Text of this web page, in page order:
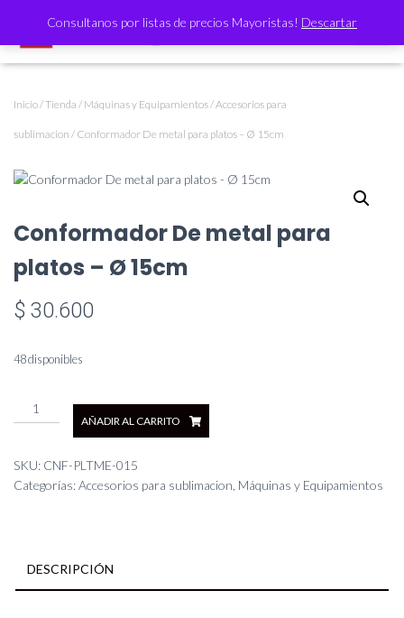
Consultanos por listas de precios Mayoristas! Descartar
Inicio/Tienda / Máquinas y Equipamientos/Accesorios para
sublimacion / Conformador De metal para platos – Ø 15cm
Conformador De metal para
platos – Ø 15cm
$ 30.600
48 disponibles
Conformador
De
para
platos
cantidad
AÑADIR AL CARRITO
SKU: CNF-PLTME-015
Categorías:Accesorios para sublimacion Máquinas y Equipamientos
DESCRIPCIÓN